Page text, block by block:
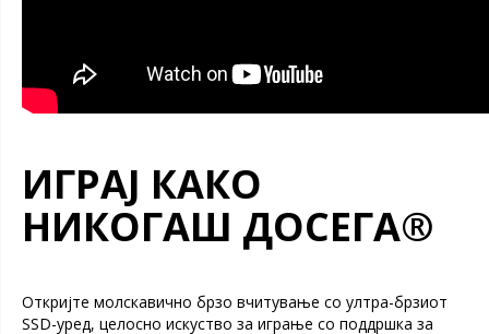
ИГРАЈ КАКО
НИКОГАШ ДОСЕГА®
Откријте молскавично брзо вчитување со ултра-брзиот
SSD-уред, целосно искуство за играње со поддршка за